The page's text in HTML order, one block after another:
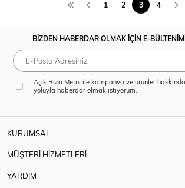
1 2 3 4
BİZDEN HABERDAR OLMAK İÇİN E-
Açık Rıza Metni ile kampanya ve ürünler
yoluyla haberdar olmak istiyorum.
KURUMSAL
MÜŞTERİ HİZMETLERİ
YARDIM